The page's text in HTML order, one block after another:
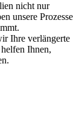
nicht nur
unsere Prozesse
Ihre verlängerte
Ihnen,